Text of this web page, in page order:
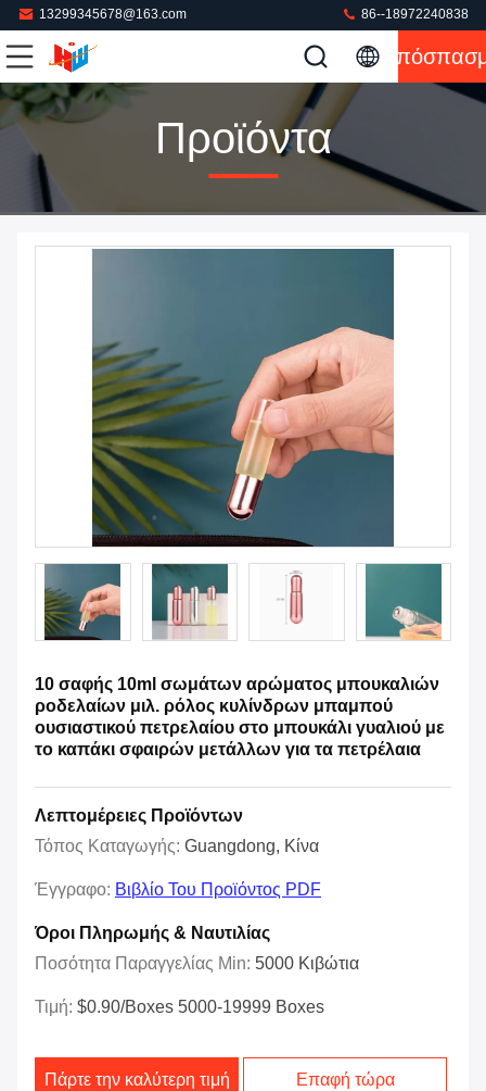
13299345678@163.com 86--18972240838
Προϊόντα
10 σαφής 10ml σωμάτων αρώματος μπουκαλιών
ροδελαίων μιλ. ρόλος κυλίνδρων μπαμπού
ουσιαστικού πετρελαίου στο μπουκάλι γυαλιού με
το καπάκι σφαιρών μετάλλων για τα πετρέλαια
Λεπτομέρειες Προϊόντων
Τόπος Καταγωγής: Guangdong, Κίνα
Έγγραφο: Βιβλίο Του Προϊόντος PDF
Όροι Πληρωμής & Ναυτιλίας
Ποσότητα Παραγγελίας Min: 5000 Κιβώτια
Τιμή: $0.90/boxes 5000-19999 Boxes
Πάρτε την καλύτερη τιμή Επαφή τώρα